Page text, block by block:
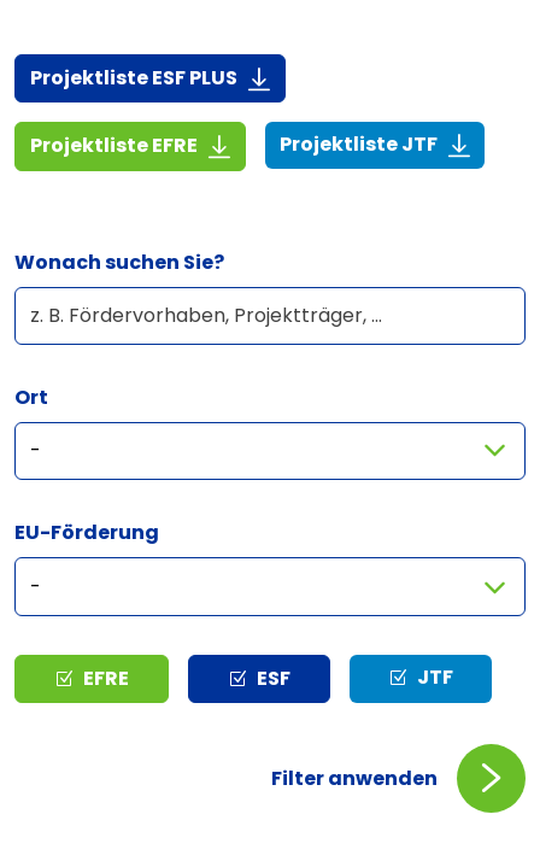
Projektliste ESF PLUS (916,7 KiB)
Projektliste EFRE (1,4 MiB)Projektliste JTF(268,6
Wonach suchen Sie?
Ort
EU-Förderung
Typ EFRE ESF JTF
Filter anwenden